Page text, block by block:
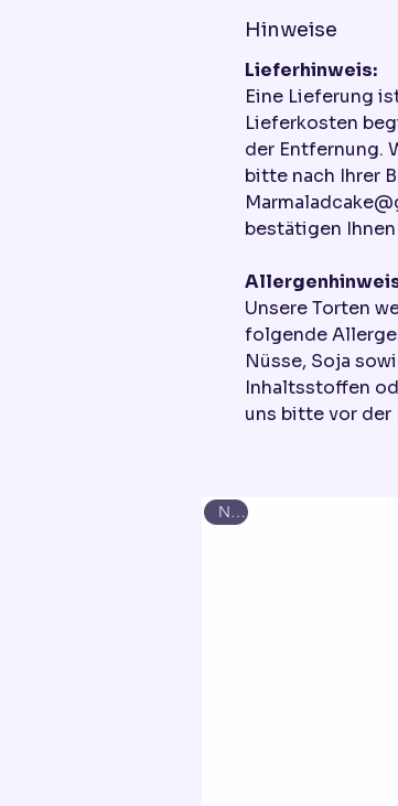
Hinweise
Lieferhinweis:
Eine Lieferung
Lieferkosten
der Entfernung.
bitte nach Ihrer
bestätigen
Unsere Torten
folgende
Nüsse, Soja
Inhaltsstoffen
uns bitte vor der
Neu